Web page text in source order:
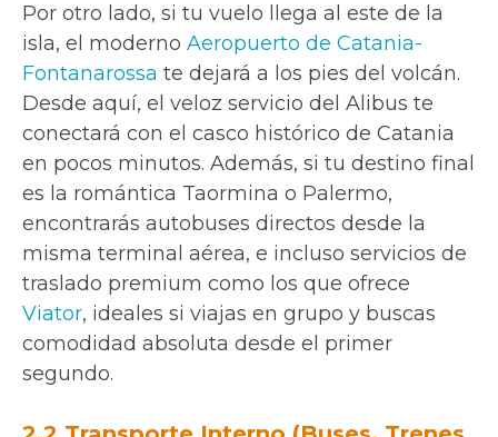
Por otro lado, si tu vuelo llega al este de la
isla, el moderno Aeropuerto de Catania-
Fontanarossa te dejará a los pies del volcán.
Desde aquí, el veloz servicio del Alibus te
conectará con el casco histórico de Catania
en pocos minutos. Además, si tu destino final
es la romántica Taormina o Palermo,
encontrarás autobuses directos desde la
misma terminal aérea, e incluso servicios de
traslado premium como los que ofrece
Viator, ideales si viajas en grupo y buscas
comodidad absoluta desde el primer
segundo.